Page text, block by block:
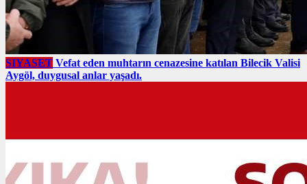
SIYASET Vefat eden muhtarın cenazesine katılan Bilecik Valisi
Aygöl, duygusal anlar yaşadı.